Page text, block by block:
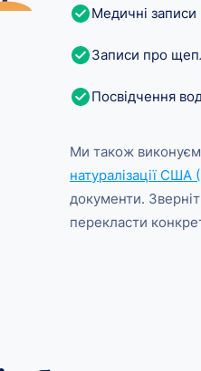
Медичні записи
Записи про
Посвідчення
Ми також
натуралізації США
документи.
перекласти